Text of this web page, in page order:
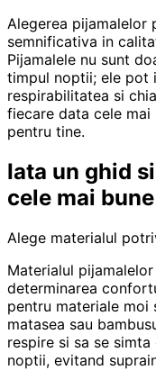
Alegerea
semnificativa in
Pijamalele nu sunt
timpul noptii; ele pot
respirabilitatea si
fiecare data cele
pentru tine.
Iata un ghid
cele mai
Alege materialul
Materialul
determinarea
pentru materiale moi
matasea sau
respire si sa se
noptii, evitand